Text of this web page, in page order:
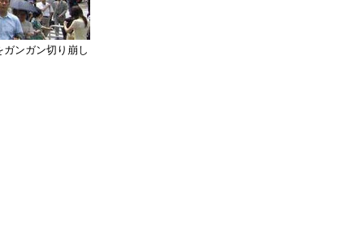
ンガン切り崩し